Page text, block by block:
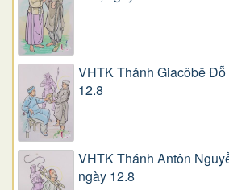
VHTK Thánh Giacôbê
12.8
VHTK Thánh Antôn
ngày 12.8